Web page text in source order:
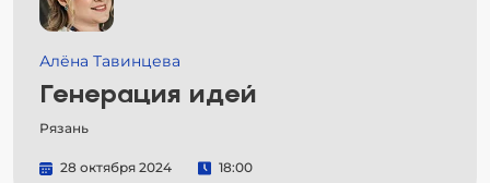
Алёна Тавинцева
Генерация идей
Рязань
28 октября 2024 18:00